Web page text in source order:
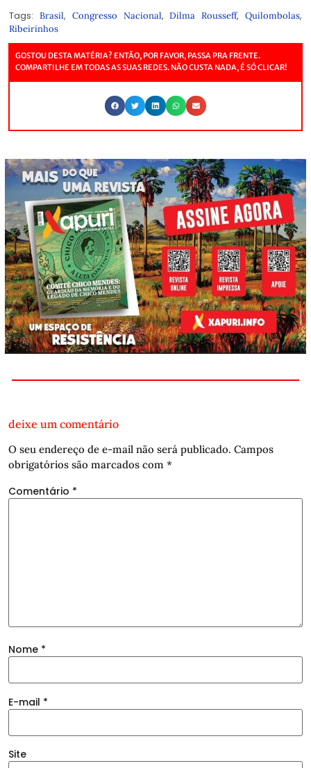
Tags: Brasil, Congresso Nacional,Dilma Rousseff,Quilombolas,
Ribeirinhos
GOSTOU DESTA MATÉRIA? ENTÃO, POR FAVOR, PASSA PRA FRENTE.
COMPARTILHE EM TODAS AS SUAS REDES. NÃO CUSTA NADA, É SÓ CLICAR!
deixe um comentário
O seu endereço de e-mail não será publicado. Campos
obrigatórios são marcados com *
Comentário *
Nome *
E-mail *
Site